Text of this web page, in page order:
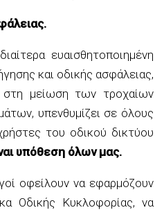
ευαισθητοποιημένη
και οδικής ασφάλειας,
μείωση των τροχαίων
υπενθυμίζει σε όλους
του οδικού δικτύου
υπόθεση όλων μας.
οφείλουν να εφαρμόζουν
Οδικής Κυκλοφορίας, να